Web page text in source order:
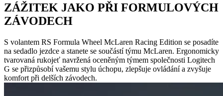
ZÁŽITEK JAKO PŘI FORMULOVÝCH
ZÁVODECH
S volantem RS Formula Wheel McLaren Racing Edition se posadíte
na sedadlo jezdce a stanete se součástí týmu McLaren. Ergonomicky
tvarovaná rukojeť navržená oceněným týmem společnosti Logitech
G se přizpůsobí vašemu stylu úchopu, zlepšuje ovládání a zvyšuje
komfort při delších závodech.